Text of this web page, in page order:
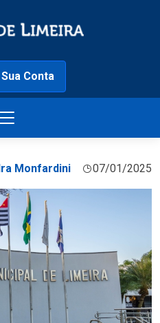
Conta
Monfardini 07/01/2025